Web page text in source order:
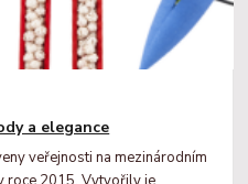
a elegance
veřejnosti na mezinárodním